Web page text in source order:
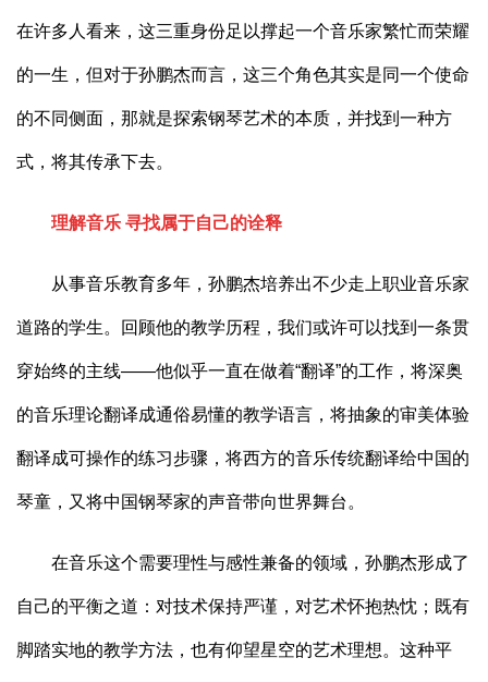
在许多人看来，这三重身份足以撑起一个音乐家繁忙而荣耀
的一生，但对于孙鹏杰而言，这三个角色其实是同一个使命
的不同侧面，那就是探索钢琴艺术的本质，并找到一种方
式，将其传承下去。
理解音乐 寻找属于自己的诠释
从事音乐教育多年，孙鹏杰培养出不少走上职业音乐家
道路的学生。回顾他的教学历程，我们或许可以找到一条贯
穿始终的主线——他似乎一直在做着“翻译”的工作，将深奥
的音乐理论翻译成通俗易懂的教学语言，将抽象的审美体验
翻译成可操作的练习步骤，将西方的音乐传统翻译给中国的
琴童，又将中国钢琴家的声音带向世界舞台。
在音乐这个需要理性与感性兼备的领域，孙鹏杰形成了
自己的平衡之道：对技术保持严谨，对艺术怀抱热忱；既有
脚踏实地的教学方法，也有仰望星空的艺术理想。这种平